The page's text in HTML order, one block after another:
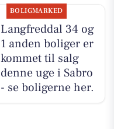
BOLIGMARKED
Langfreddal 34 og
1 anden boliger er
kommet til salg
denne uge i Sabro
- se boligerne her.